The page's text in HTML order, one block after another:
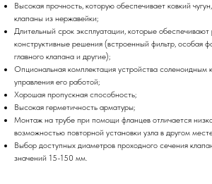
Высокая прочность, которую обеспечивает ковкий
клапаны из нержавейки;
Длительный срок эксплуатации, которые
конструктивные решения (встроенный фильтр, особая
главного клапана и другие);
Опциональная комплектация устройства соленоидным
управления его работой;
Хорошая пропускная способность;
Высокая герметичность арматуры;
Монтаж на трубе при помощи фланцев отличается
возможностью повторной установки узла в другом
Выбор доступных диаметров проходного сечения
значений 15-150 мм.